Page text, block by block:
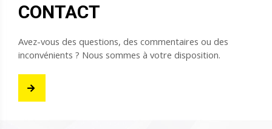
CONTACT
Avez-vous des questions, des commentaires ou des
inconvénients ? Nous sommes à votre disposition.